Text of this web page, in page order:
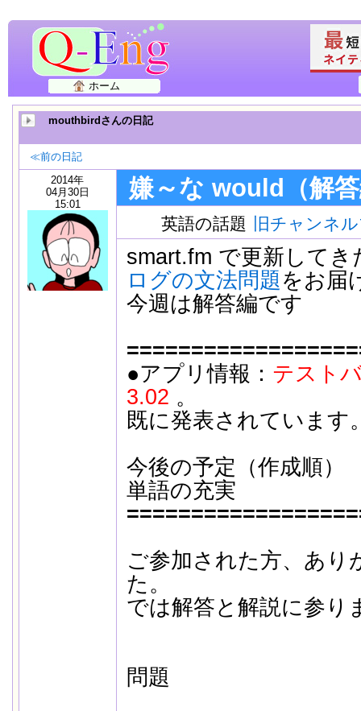
ホーム
mouthbirdさんの日記
≪前の日記
2014年
04月30日
15:01
嫌～な would（解
英語の話題 旧チャンネ
smart.fm で更新してき
ログの文法問題をお届
今週は解答編です
●アプリ情報： テスト
3.02 。
既に発表されています
今後の予定（作成順）
単語の充実
ご参加された方、あり
た。
では解答と解説に参り
問題